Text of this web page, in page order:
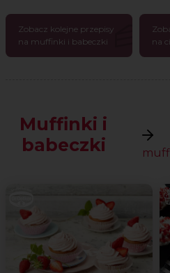
Zobacz kolejne przepisy
na muffinki i babeczki
na
Muffinki i
babeczki